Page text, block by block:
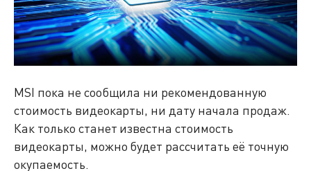
MSI пока не сообщила ни рекомендованную
стоимость видеокарты, ни дату начала продаж.
Как только станет известна стоимость
видеокарты, можно будет рассчитать её точную
окупаемость.